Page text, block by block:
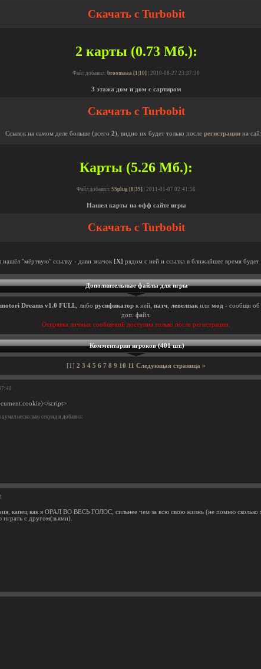
Скачать с Turbobit
2 карты (0.73 Мб.):
Файл добавил: broomaaa [1|10] | 2010-08-27 23:37:30
3 этажа дом и дом с сартиром
Скачать с Turbobit
Ссылок на самом деле больше (всего 2), видно их будет только после регистрациина
Карты (5.26 Мб.):
Файл добавил: SSplug [8|39] | 2011-01-07 02:41:56
Нашел карты на офф сайте игры
Скачать с Turbobit
нашёл "мёртвую" ссылку - дави значок [X] рядом с ней и ссылка в ближайшее время будет
Дополнительные файлы для игры
Dreams v1.0 FULL , либо русификатор к ней, патч левелпак или мод - сообщи об
доп. файл.
Отправка личных сообщений доступна только после регистрации.
Комментарии игроков (401 шт.)
[1] 2 3 4 5 6 7 8 9 10 11 Следующая страница »
script>
несколько секунд и добавил:
капец как я ОРАЛ ВО ВЕСЬ ГОЛОС, сильнее чем за всю свою жизнь (не помню сколько
с другом(зьями).